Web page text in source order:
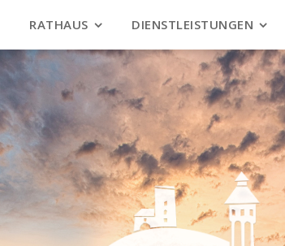
RATHAUS DIENSTLEISTUNGEN